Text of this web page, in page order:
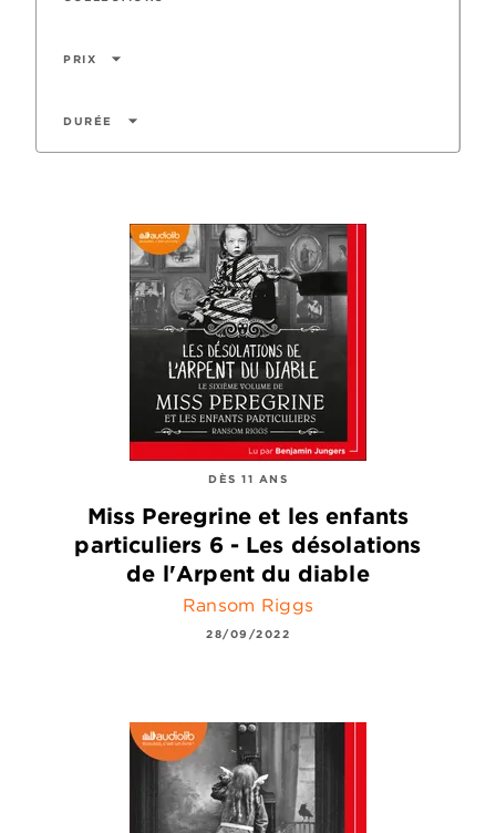
PRIX arrow_drop_down
DURÉE arrow_drop_down
DÈS 11 ANS
Miss Peregrine et les enfants
particuliers 6 - Les désolations
de l'Arpent du diable
Ransom Riggs
28/09/2022